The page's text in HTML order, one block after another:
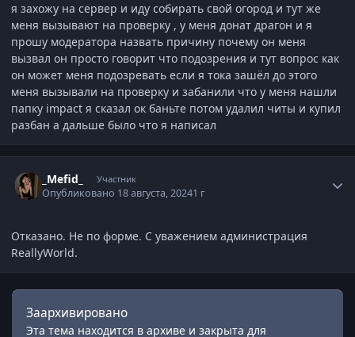
я захожу на сервер и иду собирать свой огород и тут же
меня вызывают на проверку , у меня донат драгон и я
прошу модератора назвать причину почему он меня
вызвал он просто говорит что подозрения и тут вопрос как
он может меня подозревать если я тока зашёл до этого
меня вызывали на проверку и забанили что у меня нашли
папку impact я сказал ок баньте потом удалил читы и купил
разбан а дальше было что я написал
_Mefid_ Участник
Опубликовано 18 августа, 20241 г
Отказано. Не по форме. С уважением администрация
ReallyWorld.
Заархивировано
Эта тема находится в архиве и закрыта для